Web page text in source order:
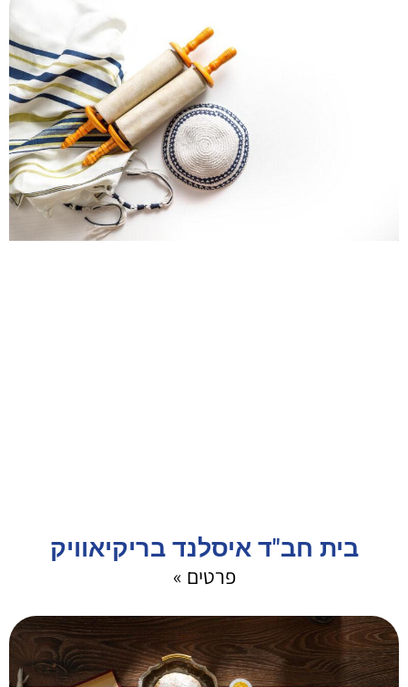
בית חב"ד איסלנד בריקיאוויק
פרטים »